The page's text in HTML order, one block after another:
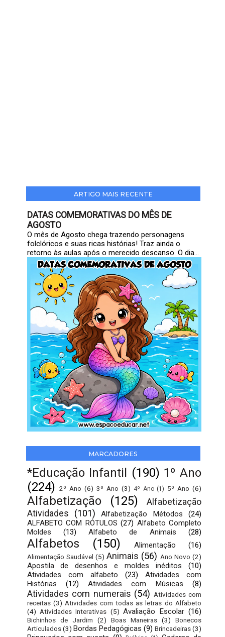
ARTIGO MAIS RECENTE
DATAS COMEMORATIVAS DO MÊS DE
AGOSTO
O mês de Agosto chega trazendo personagens
folclóricos e suas ricas histórias! Traz ainda o
retorno às aulas após o merecido descanso. O dia...
MARCADORES
*Educação Infantil (190) 1º Ano
(224) 2º Ano (6) 3º Ano (3) 4º Ano (1) 5º Ano (6)
Alfabetização (125)
Alfabetização
Atividades
(101) Alfabetização Métodos
(24)
ALFABETO COM RÓTULOS (27) Alfabeto Completo
Moldes
(13) Alfabeto de Animais (28)
Alfabetos (150) Alimentação (16)
Alimentação Saudável (5) Animais (56) Ano Novo (2)
Apostila de desenhos e moldes inéditos
(10)
Atividades com alfabeto
(23)
Atividades com
Histórias
(12) Atividades com Músicas (8)
Atividades com numerais (54) Atividades com
receitas (3) Atividades com todas as letras do Alfabeto
(4) Atividades Interativas (5) Avaliação Escolar (16)
Bichinhos de Jardim (2) Boas Maneiras (3)
Bonecos
Articulados (3) Bordas Pedagógicas (9) Brincadeiras(3)